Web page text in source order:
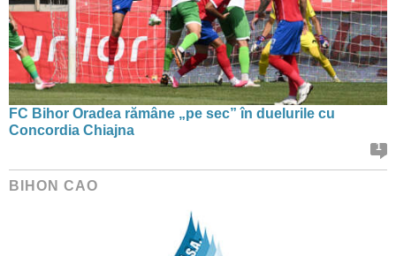
FC Bihor Oradea rămâne „pe sec” în duelurile cu
Concordia Chiajna
1
BIHON CAO